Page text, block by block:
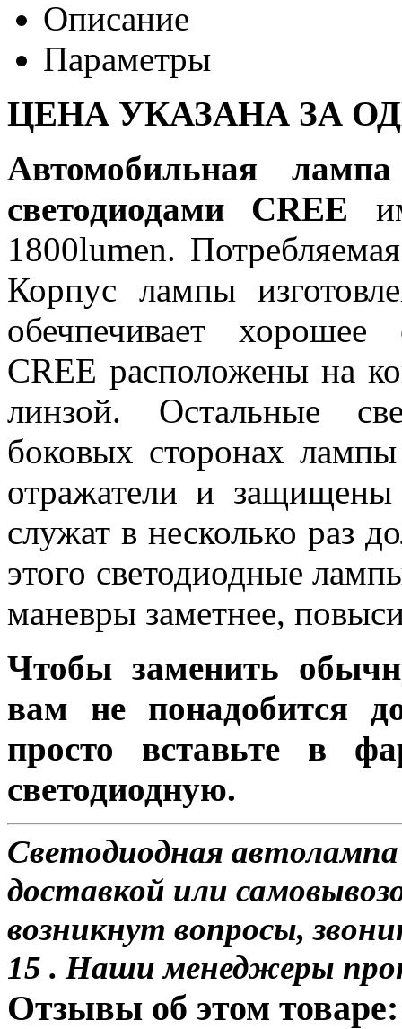
Описание
Параметры
ЦЕНА УКАЗАНА ЗА
Автомобильная
светодиодами CREE
1800lumen.
Корпус лампы
обечпечивает
CREE расположены на
линзой. Остальные
боковых сторонах
отражатели и
служат в несколько раз
этого светодиодные
маневры заметнее,
Чтобы заменить
вам не понадобится
просто вставьте в
светодиодную.
Светодиодная
доставкой или
возникнут вопросы,
15 . Наши менеджеры
Отзывы об этом товаре: